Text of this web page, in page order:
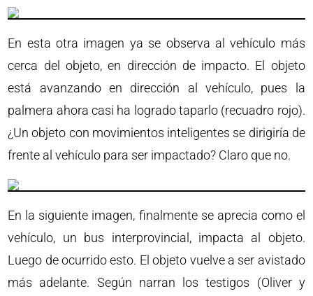
En esta otra imagen ya se observa al vehículo más
cerca del objeto, en dirección de impacto. El objeto
está avanzando en dirección al vehículo, pues la
palmera ahora casi ha logrado taparlo (recuadro rojo).
¿Un objeto con movimientos inteligentes se dirigiría de
frente al vehículo para ser impactado? Claro que no.
En la siguiente imagen, finalmente se aprecia como el
vehículo, un bus interprovincial, impacta al objeto.
Luego de ocurrido esto. El objeto vuelve a ser avistado
más adelante. Según narran los testigos (Oliver y